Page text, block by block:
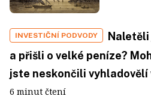
INVESTIČNÍ PODVODY
a přišli o velké peníze?
jste neskončili vyhladovělí
6 minut čtení